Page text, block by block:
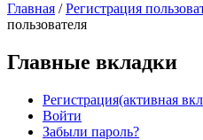
Главная / Регистрация
пользователя
Главные вкладки
Регистрация(активная
Войти
Забыли пароль?